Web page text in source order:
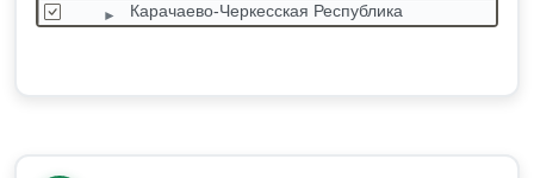
Карачаево-Черкесская Республика